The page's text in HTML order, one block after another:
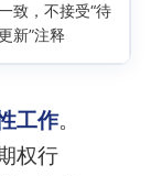
致，不接受“待
新”注释
工作。
权行